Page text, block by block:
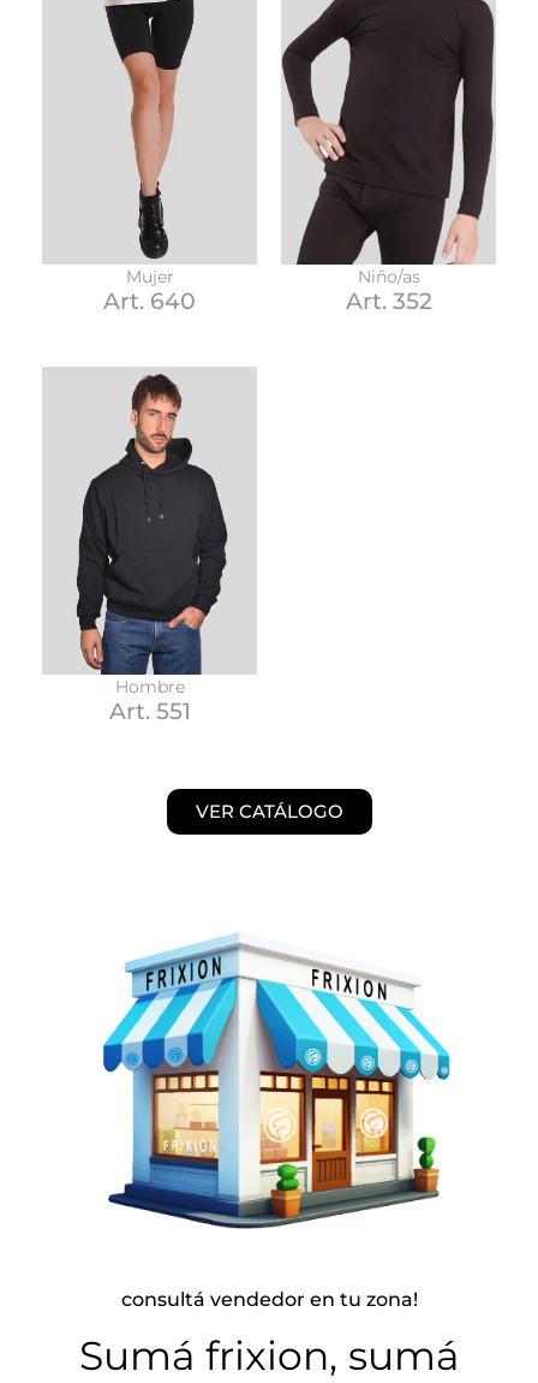
Mujer
Art. 640
Niño/as
Art. 352
Hombre
Art. 551
VER CATÁLOGO
consultá vendedor en tu zona!
Sumá frixion, sumá